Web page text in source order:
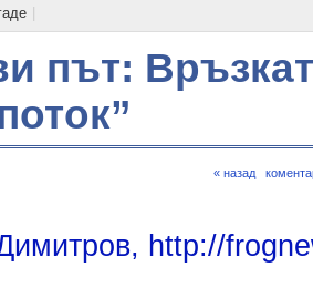
път:
« назад
http://